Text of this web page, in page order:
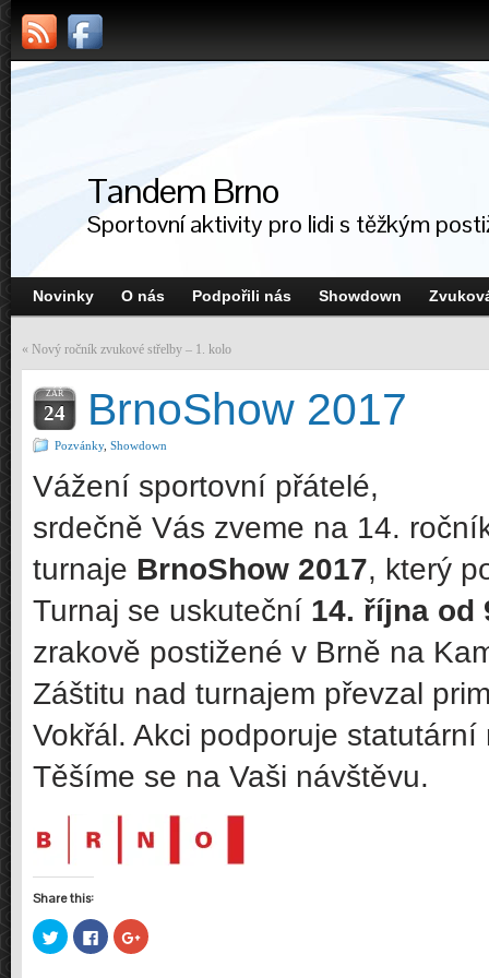
Tandem Brno
Sportovní aktivity pro lidi s těžkým
Novinky O nás Podpořili nás Showdown
« Nový ročník zvukové střelby – 1. kolo
ZÁŘ
24 BrnoShow 2017
Pozvánky, Showdown
Vážení sportovní přátelé,
srdečně Vás zveme na 14.
turnaje BrnoShow 2017, který
Turnaj se uskuteční 14. října od
zrakově postižené v Brně na
Záštitu nad turnajem převzal
Vokřál. Akci podporuje statutární
Těšíme se na Vaši návštěvu.
Share this:
Sdílet
na
Twitteru
Click
to
share
Sdílet
na